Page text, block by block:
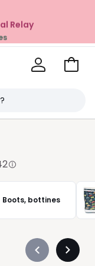
Relay
Voir
Boots, bottines
Précédent